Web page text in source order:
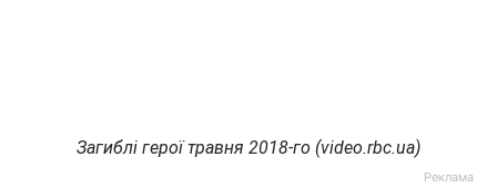
Загиблі герої травня 2018-го (video.rbc.ua)